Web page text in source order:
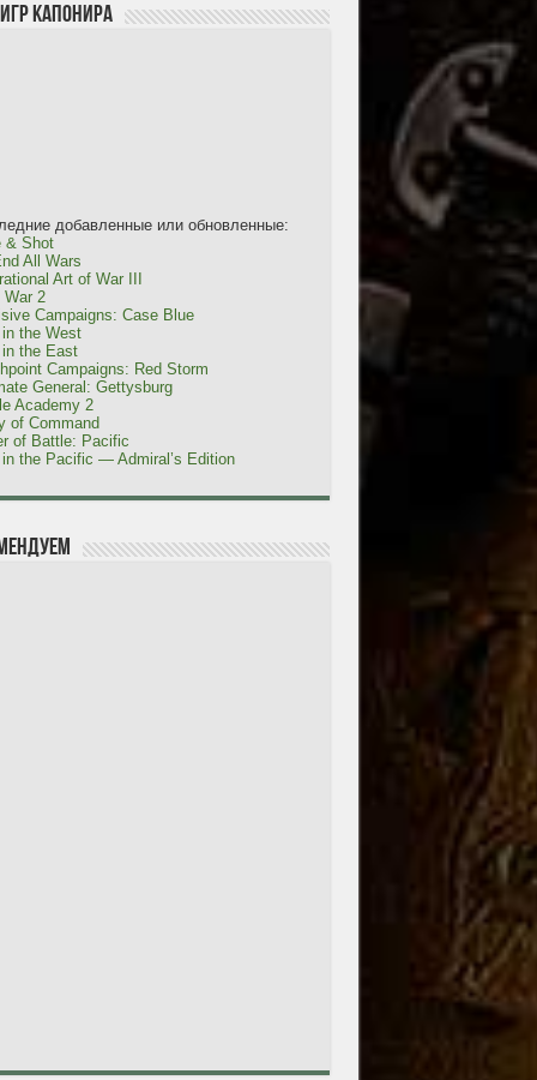
Капонира
добавленные или обновленные:
& Shot
All Wars
Art of War III
War 2
Campaigns: Case Blue
the West
the East
Campaigns: Red Storm
General: Gettysburg
Academy 2
of Command
of Battle: Pacific
the Pacific — Admiral’s Edition